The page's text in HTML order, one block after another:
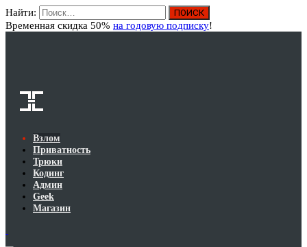
Найти:
Временная скидка 50% на годовую подписку!
Взлом
Приватность
Трюки
Кодинг
Админ
Geek
Магазин